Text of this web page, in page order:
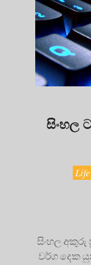
සිංහල
Life
සිංහල අකුරු
වර්ග දෙක